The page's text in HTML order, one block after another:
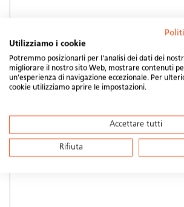
Consulenza e esecuzione
Utilizziamo i cookie
Potremmo posizionarli per l'analisi dei dati dei
migliorare il nostro sito Web, mostrare contenuti
un'esperienza di navigazione eccezionale. Per
cookie utilizziamo aprire le impostazioni.
Accettare tutti
Rifiuta